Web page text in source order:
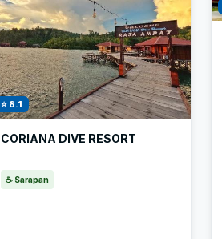
⭐ 8.1
CORIANA DIVE RESORT
☕ Sarapan